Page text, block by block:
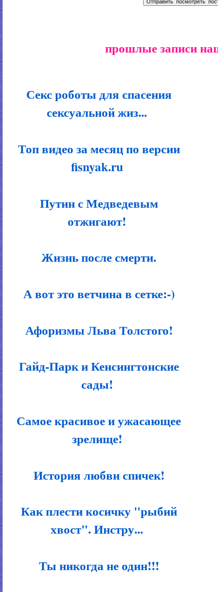
прошлые записи
Секс роботы для спасения
сексуальной жиз...
Топ видео за месяц по версии
fisnyak.ru
Путин с Медведевым
отжигают!
Жизнь после смерти.
А вот это ветчина в сетке:-)
Афоризмы Льва Толстого!
Гайд-Парк и Кенсингтонские
сады!
Самое красивое и ужасающее
зрелище!
История любви спичек!
Как плести косичку "рыбий
хвост". Инстру...
Ты никогда не один!!!